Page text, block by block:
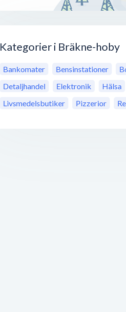
Kategorier i Bräkne-hoby
Bankomater Bensinstationer
Detaljhandel
Elektronik Hälsa
Livsmedelsbutiker
Pizzerior